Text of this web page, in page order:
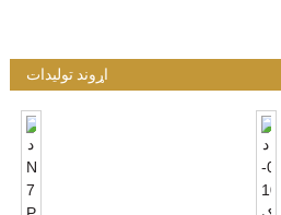
اړوند توليدات